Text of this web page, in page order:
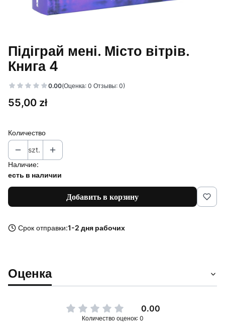
Підіграй мені. Місто вітрів.
Книга 4
0.00(Оценка: 0 Отзывы: 0)
Цена
55,00 zł
Количество
szt.
Наличие:
есть в наличии
Добавить в корзину
Срок отправки:1-2 дня рабочих
Оценка
0.00
Количество оценок: 0